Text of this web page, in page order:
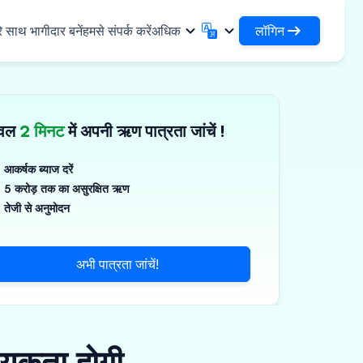
ढांचा
साझा करें
पॉलिमर और औद्योगिक रसायन
सौर और लघु उपकरण
उद्यम
साथ भागीदार बनेंहमसे संपर्क करेंअधिक
हिन्दी
✓
தமிழ்
Tamil
తెలుగు
Telugu
বাংলা
മലയാളം
लॉगिन
DSA के रूप में लॉगिन करें
2 मिनटमें अपनी ऋण पात्रता जांचें !
आकर्षक ब्याज दरें
5 करोड़ तक का असुरक्षित ऋण
तेजी से अनुमोदन
अभी पात्रता जांचें!